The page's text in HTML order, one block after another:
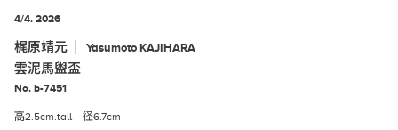
4/4. 2026
梶原靖元 Yasumoto KAJIHARA
雲泥馬盥盃
No. b-7451
高2.5cm.tall 径6.7cm